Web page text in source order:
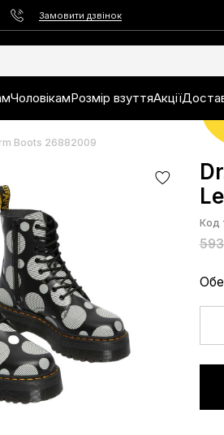
Замовити дзвінок
ЧоловікамРозмір взуттяАкції
Boots 26882009
Код